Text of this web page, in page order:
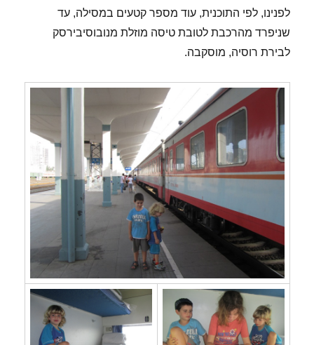
לפנינו, לפי התוכנית, עוד מספר קטעים במסילה, עד
שניפרד מהרכבת לטובת טיסה מוזלת מנובוסיבירסק
לבירת רוסיה, מוסקבה.